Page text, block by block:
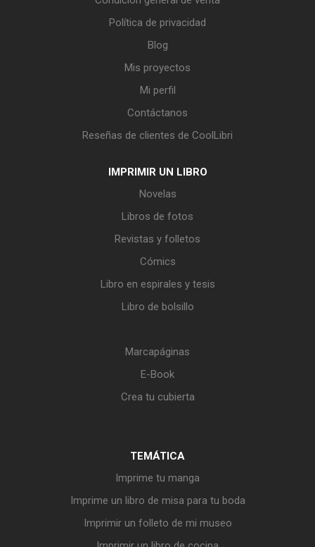
Política de privacidad
Blog
Mis proyectos
Mi perfil
Contáctanos
Reseñas de clientes de CoolLibri
IMPRIMIR UN LIBRO
Novelas
Libros de fotos
Revistas y folletos
Cómics
Libro en espirales y tesis
Libro de bolsillo
Marcapáginas
E-Book
Crea tu cubierta
TEMÁTICA
Imprime tu manga
Imprime un libro de misa para tu boda
Imprimir un folleto de mi museo